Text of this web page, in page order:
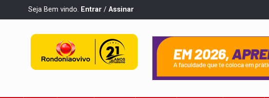
Seja Bem vindo. Entrar / Assinar